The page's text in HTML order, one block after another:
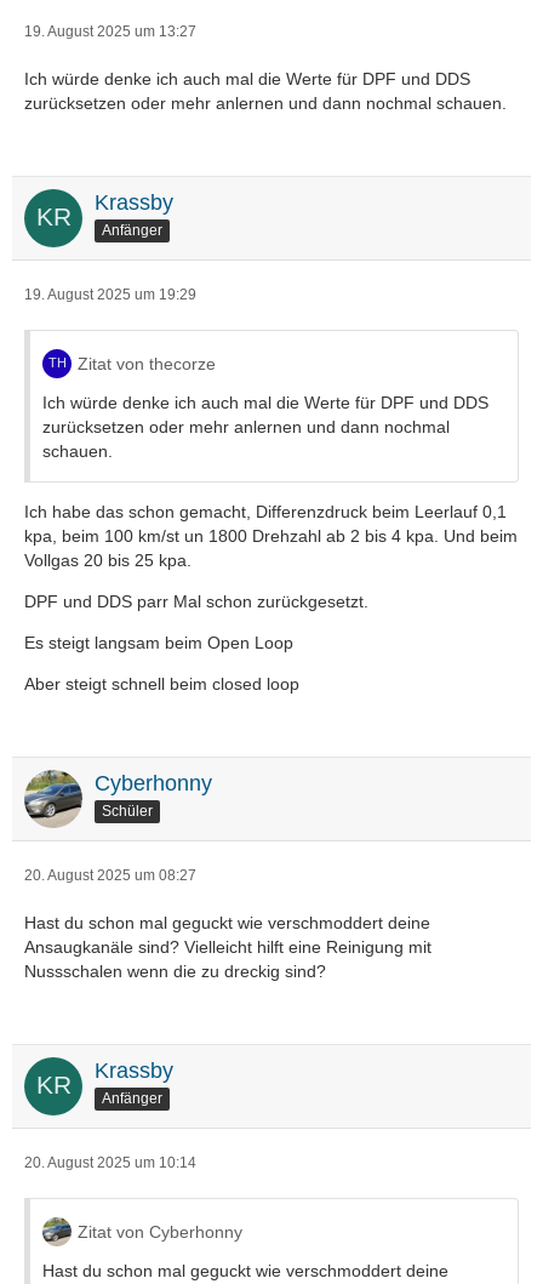
19. August 2025 um 13:27
Ich würde denke ich auch mal die Werte für DPF und DDS
zurücksetzen oder mehr anlernen und dann nochmal schauen.
Krassby
Anfänger
19. August 2025 um 19:29
Zitat von thecorze
Ich würde denke ich auch mal die Werte für DPF und DDS
zurücksetzen oder mehr anlernen und dann nochmal
schauen.
Ich habe das schon gemacht, Differenzdruck beim Leerlauf 0,1
kpa, beim 100 km/st un 1800 Drehzahl ab 2 bis 4 kpa. Und beim
Vollgas 20 bis 25 kpa.
DPF und DDS parr Mal schon zurückgesetzt.
Es steigt langsam beim Open Loop
Aber steigt schnell beim closed loop
Cyberhonny
Schüler
20. August 2025 um 08:27
Hast du schon mal geguckt wie verschmoddert deine
Ansaugkanäle sind? Vielleicht hilft eine Reinigung mit
Nussschalen wenn die zu dreckig sind?
Krassby
Anfänger
20. August 2025 um 10:14
Zitat von Cyberhonny
Hast du schon mal geguckt wie verschmoddert deine